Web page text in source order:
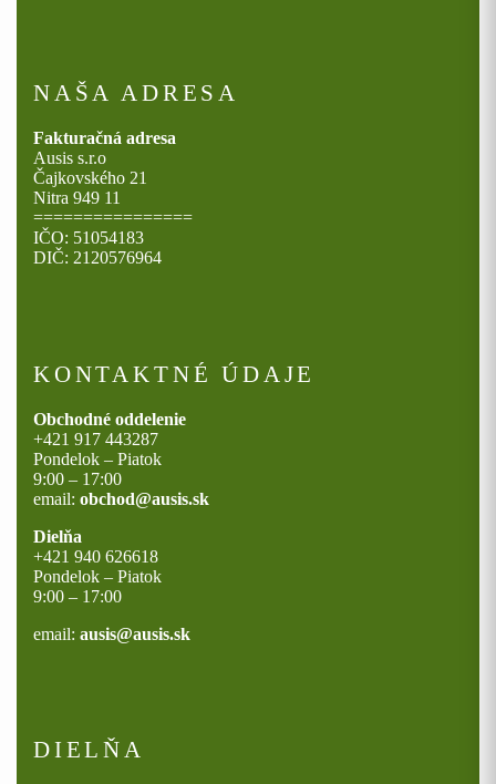
NAŠA ADRESA
Fakturačná adresa
Ausis s.r.o
Čajkovského 21
Nitra 949 11
================
IČO: 51054183
DIČ: 2120576964
KONTAKTNÉ ÚDAJE
Obchodné oddelenie
+421 917 443287
Pondelok – Piatok
9:00 – 17:00
email: obchod@ausis.sk
Dielňa
+421 940 626618
Pondelok – Piatok
9:00 – 17:00
email: ausis@ausis.sk
DIELŇA